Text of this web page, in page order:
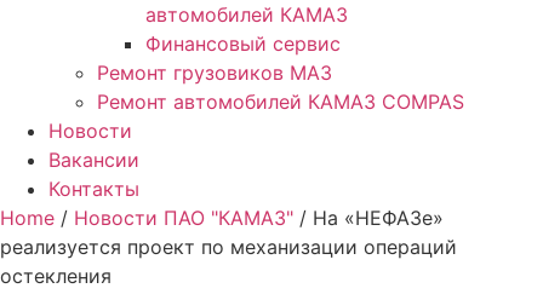
автомобилей КАМАЗ
Финансовый сервис
Ремонт грузовиков МАЗ
Ремонт автомобилей КАМАЗ COMPAS
Новости
Вакансии
Контакты
Home / Новости ПАО "КАМАЗ" / На «НЕФАЗе»
реализуется проект по механизации операций
остекления